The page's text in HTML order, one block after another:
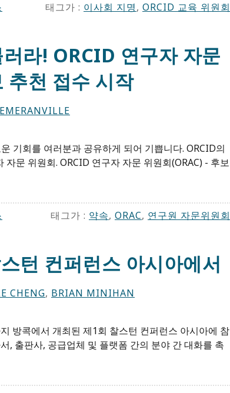
태그가 : 이사회 지명, ORCID 교육 위원회
라! ORCID 연구자 자문
추천 접수 시작
기회를 여러분과 공유하게 되어 기쁩니다. ORCID의
자문 위원회. ORCID 연구자 자문 위원회(ORAC) - 후보
태그가 : 약속, ORAC, 연구원 자문위원회
턴 컨퍼런스 아시아에서
CHENG, BRIAN MINIHAN
방콕에서 개최된 제1회 찰스턴 컨퍼런스 아시아에 참
, 출판사, 공급업체 및 플랫폼 간의 분야 간 대화를 촉